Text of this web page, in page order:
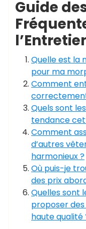
Guide
Quelle est la
pour ma
Comment
Quels sont
tendance
Comment
d’autres
harmonieux ?
Où puis-je
des prix
Quelles sont
proposer
haute qualité